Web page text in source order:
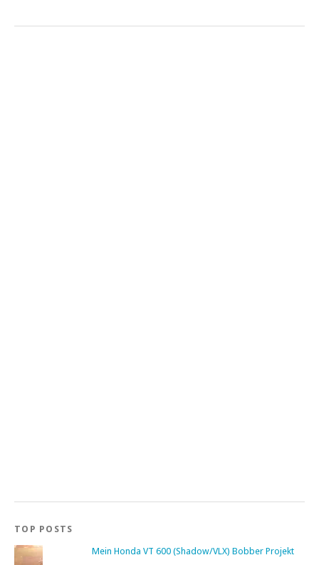
TOP POSTS
Mein Honda VT 600 (Shadow/VLX) Bobber Projekt